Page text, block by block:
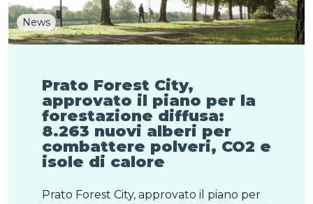
News
Prato Forest City,
approvato il piano per la
forestazione diffusa:
8.263 nuovi alberi per
combattere polveri, CO2 e
isole di calore
Prato Forest City, approvato il piano per